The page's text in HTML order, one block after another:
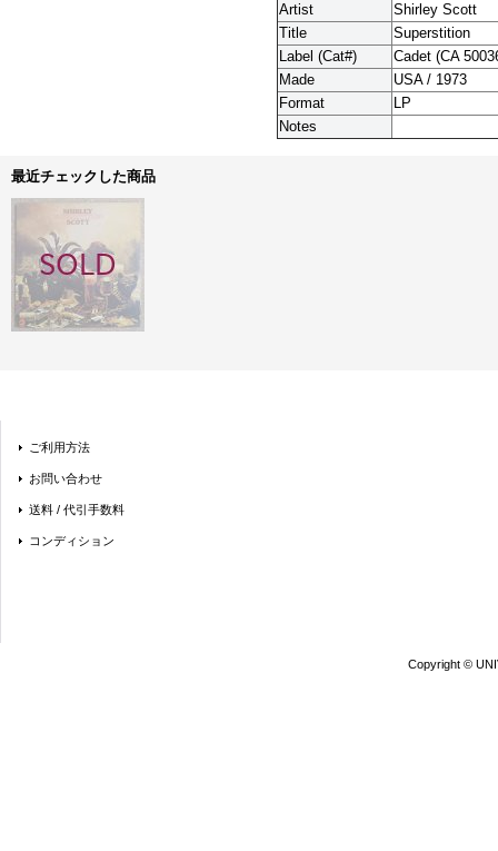
Artist
Shirley Scott
Title
Superstition
Label (Cat#)
Cadet (CA
Made
USA / 1973
Format
LP
Notes
最近チェックした商品
ご利用方法
お問い合わせ
送料 / 代引手数料
コンディション
Copyright ©